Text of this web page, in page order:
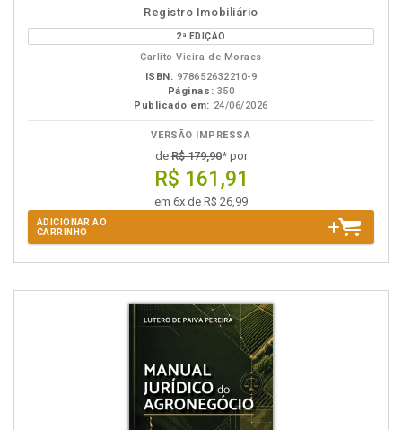
Disponível
na
B.V.
páginas
Registro Imobiliário
2ª EDIÇÃO
Carlito Vieira de Moraes
ISBN: 978652632210-9
Páginas: 350
Publicado em: 24/06/2026
VERSÃO IMPRESSA
deR$ 179,90* por
R$ 161,91
em 6x de R$ 26,99
ADICIONAR AO
CARRINHO